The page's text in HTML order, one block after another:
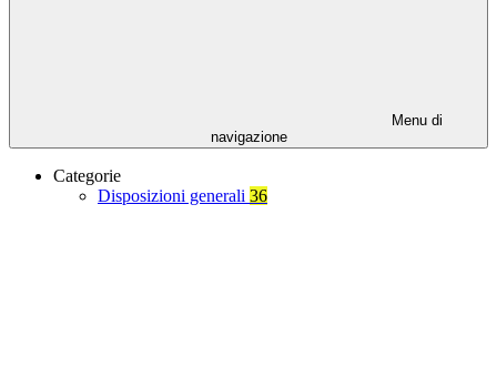
Menu di
navigazione
Categorie
Disposizioni generali 36